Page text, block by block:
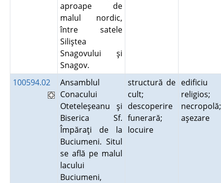
aproape de
malul nordic,
între satele
Siliştea
Snagovului şi
Snagov.
100594.02
Ansamblul
Conacului
Oteteleşeanu şi
Biserica Sf.
Împăraţi de la
Buciumeni. Situl
se află pe malul
lacului
Buciumeni,
structură de
cult;
descoperire
funerară;
locuire
edificiu
religios;
necropolă;
aşezare